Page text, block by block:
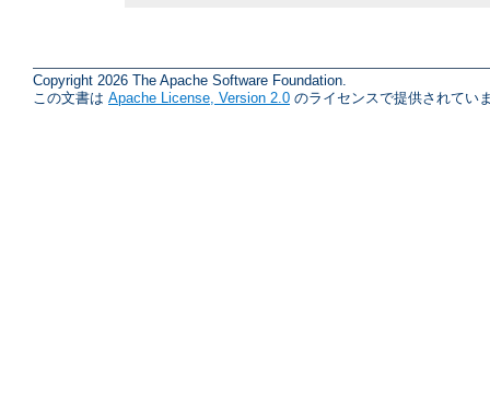
Copyright 2026 The Apache Software Foundation.
この文書は Apache License, Version 2.0 のライセンスで提供されてい